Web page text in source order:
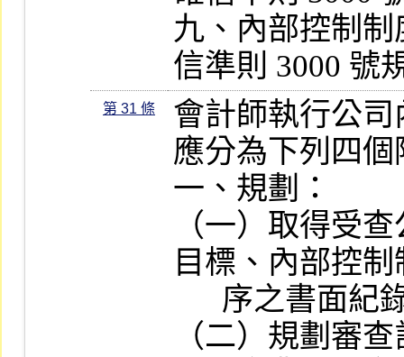
九、內部控制
信準則 3000 號
第 31 條
會計師執行公
應分為下列四個
一、規劃：
（一）取得受
目標、內部控
（二）規劃審